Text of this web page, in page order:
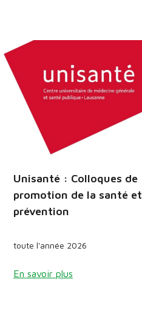
Unisanté : Colloques de
promotion de la santé et
prévention
toute l'année 2026
En savoir plus